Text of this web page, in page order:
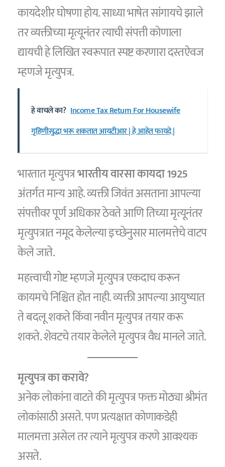
कायदेशीर घोषणा होय. साध्या भाषेत सांगायचे झाले
तर व्यक्तीच्या मृत्यूनंतर त्याची संपत्ती कोणाला
द्यायची हे लिखित स्वरूपात स्पष्ट करणारा दस्तऐवज
म्हणजे मृत्युपत्र.
हे वाचले का? Income Tax Return For Housewife
गृहिणीसुद्धा भरू शकतात आयटीआर | हे आहेत फायदे |
भारतात मृत्युपत्रभारतीय वारसा कायदा 1925
अंतर्गत मान्य आहे. व्यक्ती जिवंत असताना आपल्या
संपत्तीवर पूर्ण अधिकार ठेवते आणि तिच्या मृत्यूनंतर
मृत्युपत्रात नमूद केलेल्या इच्छेनुसार मालमत्तेचे वाटप
केले जाते.
महत्त्वाची गोष्ट म्हणजे मृत्युपत्र एकदाच करून
कायमचे निश्चित होत नाही. व्यक्ती आपल्या आयुष्यात
ते बदलू शकते किंवा नवीन मृत्युपत्र तयार करू
शकते. शेवटचे तयार केलेले मृत्युपत्र वैध मानले जाते.
मृत्युपत्र का करावे?
अनेक लोकांना वाटते की मृत्युपत्र फक्त मोठ्या श्रीमंत
लोकांसाठी असते. पण प्रत्यक्षात कोणाकडेही
मालमत्ता असेल तर त्याने मृत्युपत्र करणे आवश्यक
असते.